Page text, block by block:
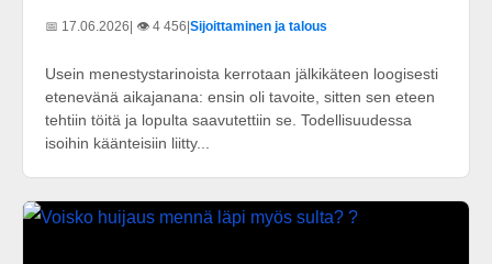
📅 17.06.2026| 👁️ 4 456|Sijoittaminen ja talous
Usein menestystarinoista kerrotaan jälkikäteen loogisesti
etenevänä aikajanana: ensin oli tavoite, sitten sen eteen
tehtiin töitä ja lopulta saavutettiin se. Todellisuudessa
isoihin käänteisiin liitty...